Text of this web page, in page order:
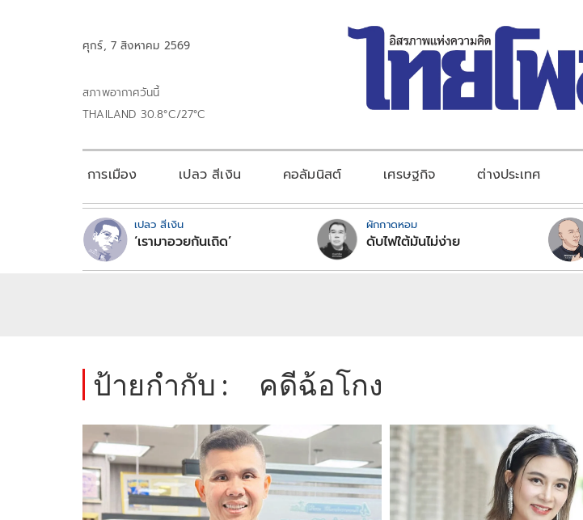
ศุกร์, 7 สิงหาคม 2569
สภาพอากาศวันนี้
THAILAND 30.8°C/27°C
การเมือง เปลว สีเงิน คอลัมนิสต์ เศรษฐกิจ ต่างประเทศ
เปลว สีเงิน
‘เรามาอวยกันเถิด’
ผักกาดหอม
ดับไฟใต้มันไม่ง่าย
ป้ายกำกับ : คดีฉ้อโกง